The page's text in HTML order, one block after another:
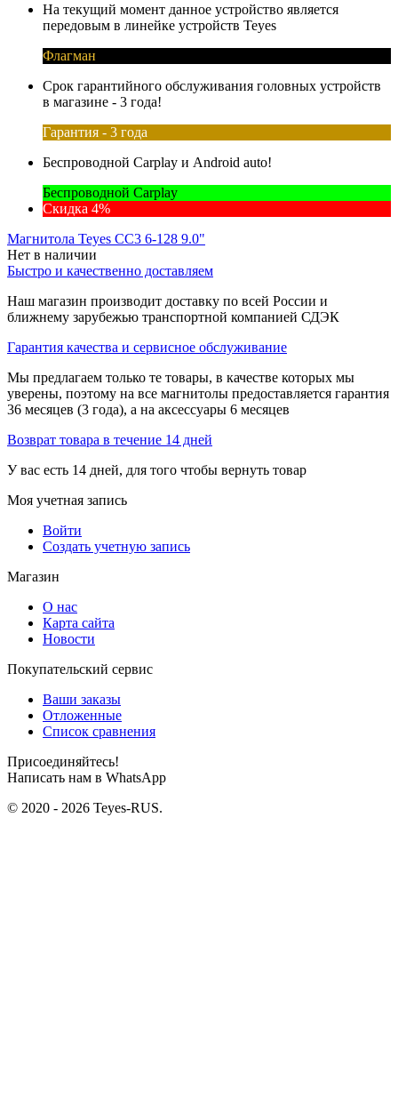
На текущий момент данное устройство является
передовым в линейке устройств Teyes
Флагман
Срок гарантийного обслуживания головных устройств
в магазине - 3 года!
Гарантия - 3 года
Беспроводной Carplay и Android auto!
Беспроводной Carplay
Скидка 4%
Магнитола Teyes CC3 6-128 9.0"
Нет в наличии
Быстро и качественно доставляем
Наш магазин производит доставку по всей России и
ближнему зарубежью транспортной компанией СДЭК
Гарантия качества и сервисное обслуживание
Мы предлагаем только те товары, в качестве которых мы
уверены, поэтому на все магнитолы предоставляется гарантия
36 месяцев (3 года), а на аксессуары 6 месяцев
Возврат товара в течение 14 дней
У вас есть 14 дней, для того чтобы вернуть товар
Моя учетная запись
Войти
Создать учетную запись
Магазин
О нас
Карта сайта
Новости
Покупательский сервис
Ваши заказы
Отложенные
Список сравнения
Присоединяйтесь!
Написать нам в WhatsApp
© 2020 - 2026 Teyes-RUS.